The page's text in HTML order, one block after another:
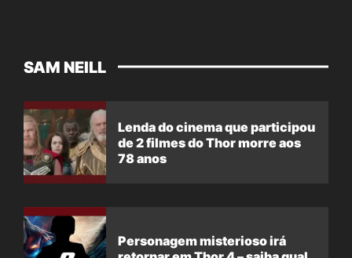
SAM NEILL
Lenda do cinema que participou
de 2 filmes do Thor morre aos
78 anos
Personagem misterioso irá